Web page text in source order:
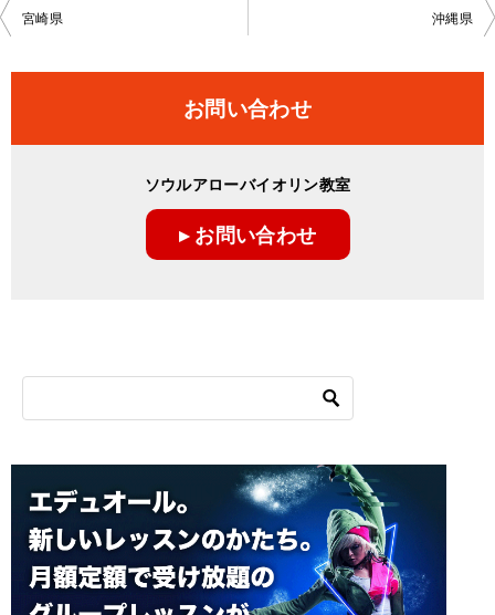
投
ビ
宮崎県 沖縄県
お問い合わせ
ソウルアローバイオリン教室
▸ お問い合わせ